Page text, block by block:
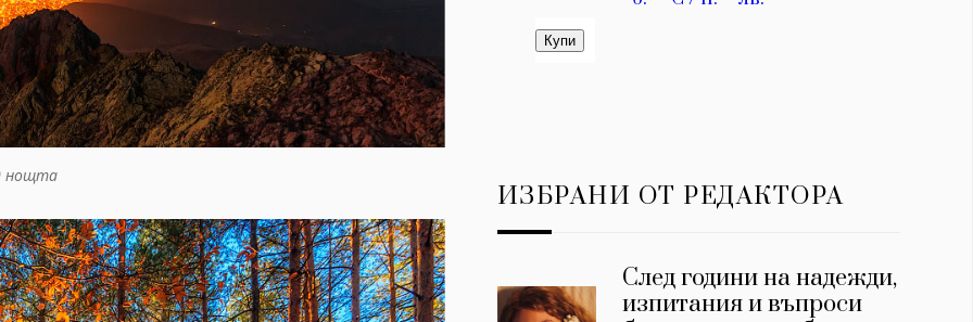
нощта
ИЗБРАНИ ОТ РЕДАКТОРА
След години на надежди,
изпитания и въпроси